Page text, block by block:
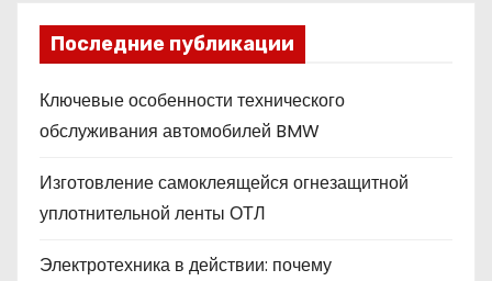
Последние публикации
Ключевые особенности технического
обслуживания автомобилей BMW
Изготовление самоклеящейся огнезащитной
уплотнительной ленты ОТЛ
Электротехника в действии: почему